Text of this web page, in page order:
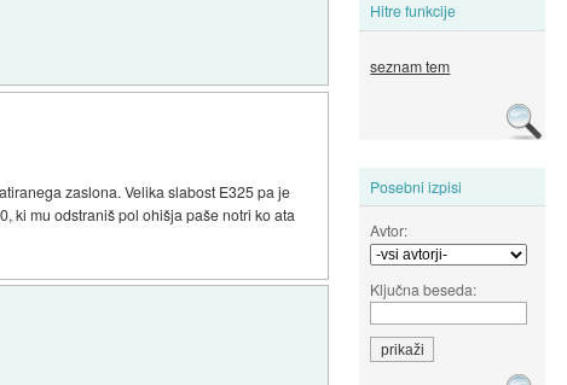
Hitre funkcije
seznam tem
Posebni izpisi
Avtor:
Ključna beseda:
zaslona. Velika slabost E325 pa je
ki mu odstraniš pol ohišja paše notri ko ata